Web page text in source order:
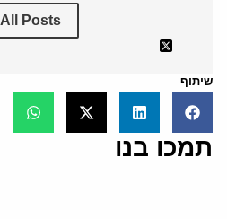
All Posts
שיתוף
תמכו בנו